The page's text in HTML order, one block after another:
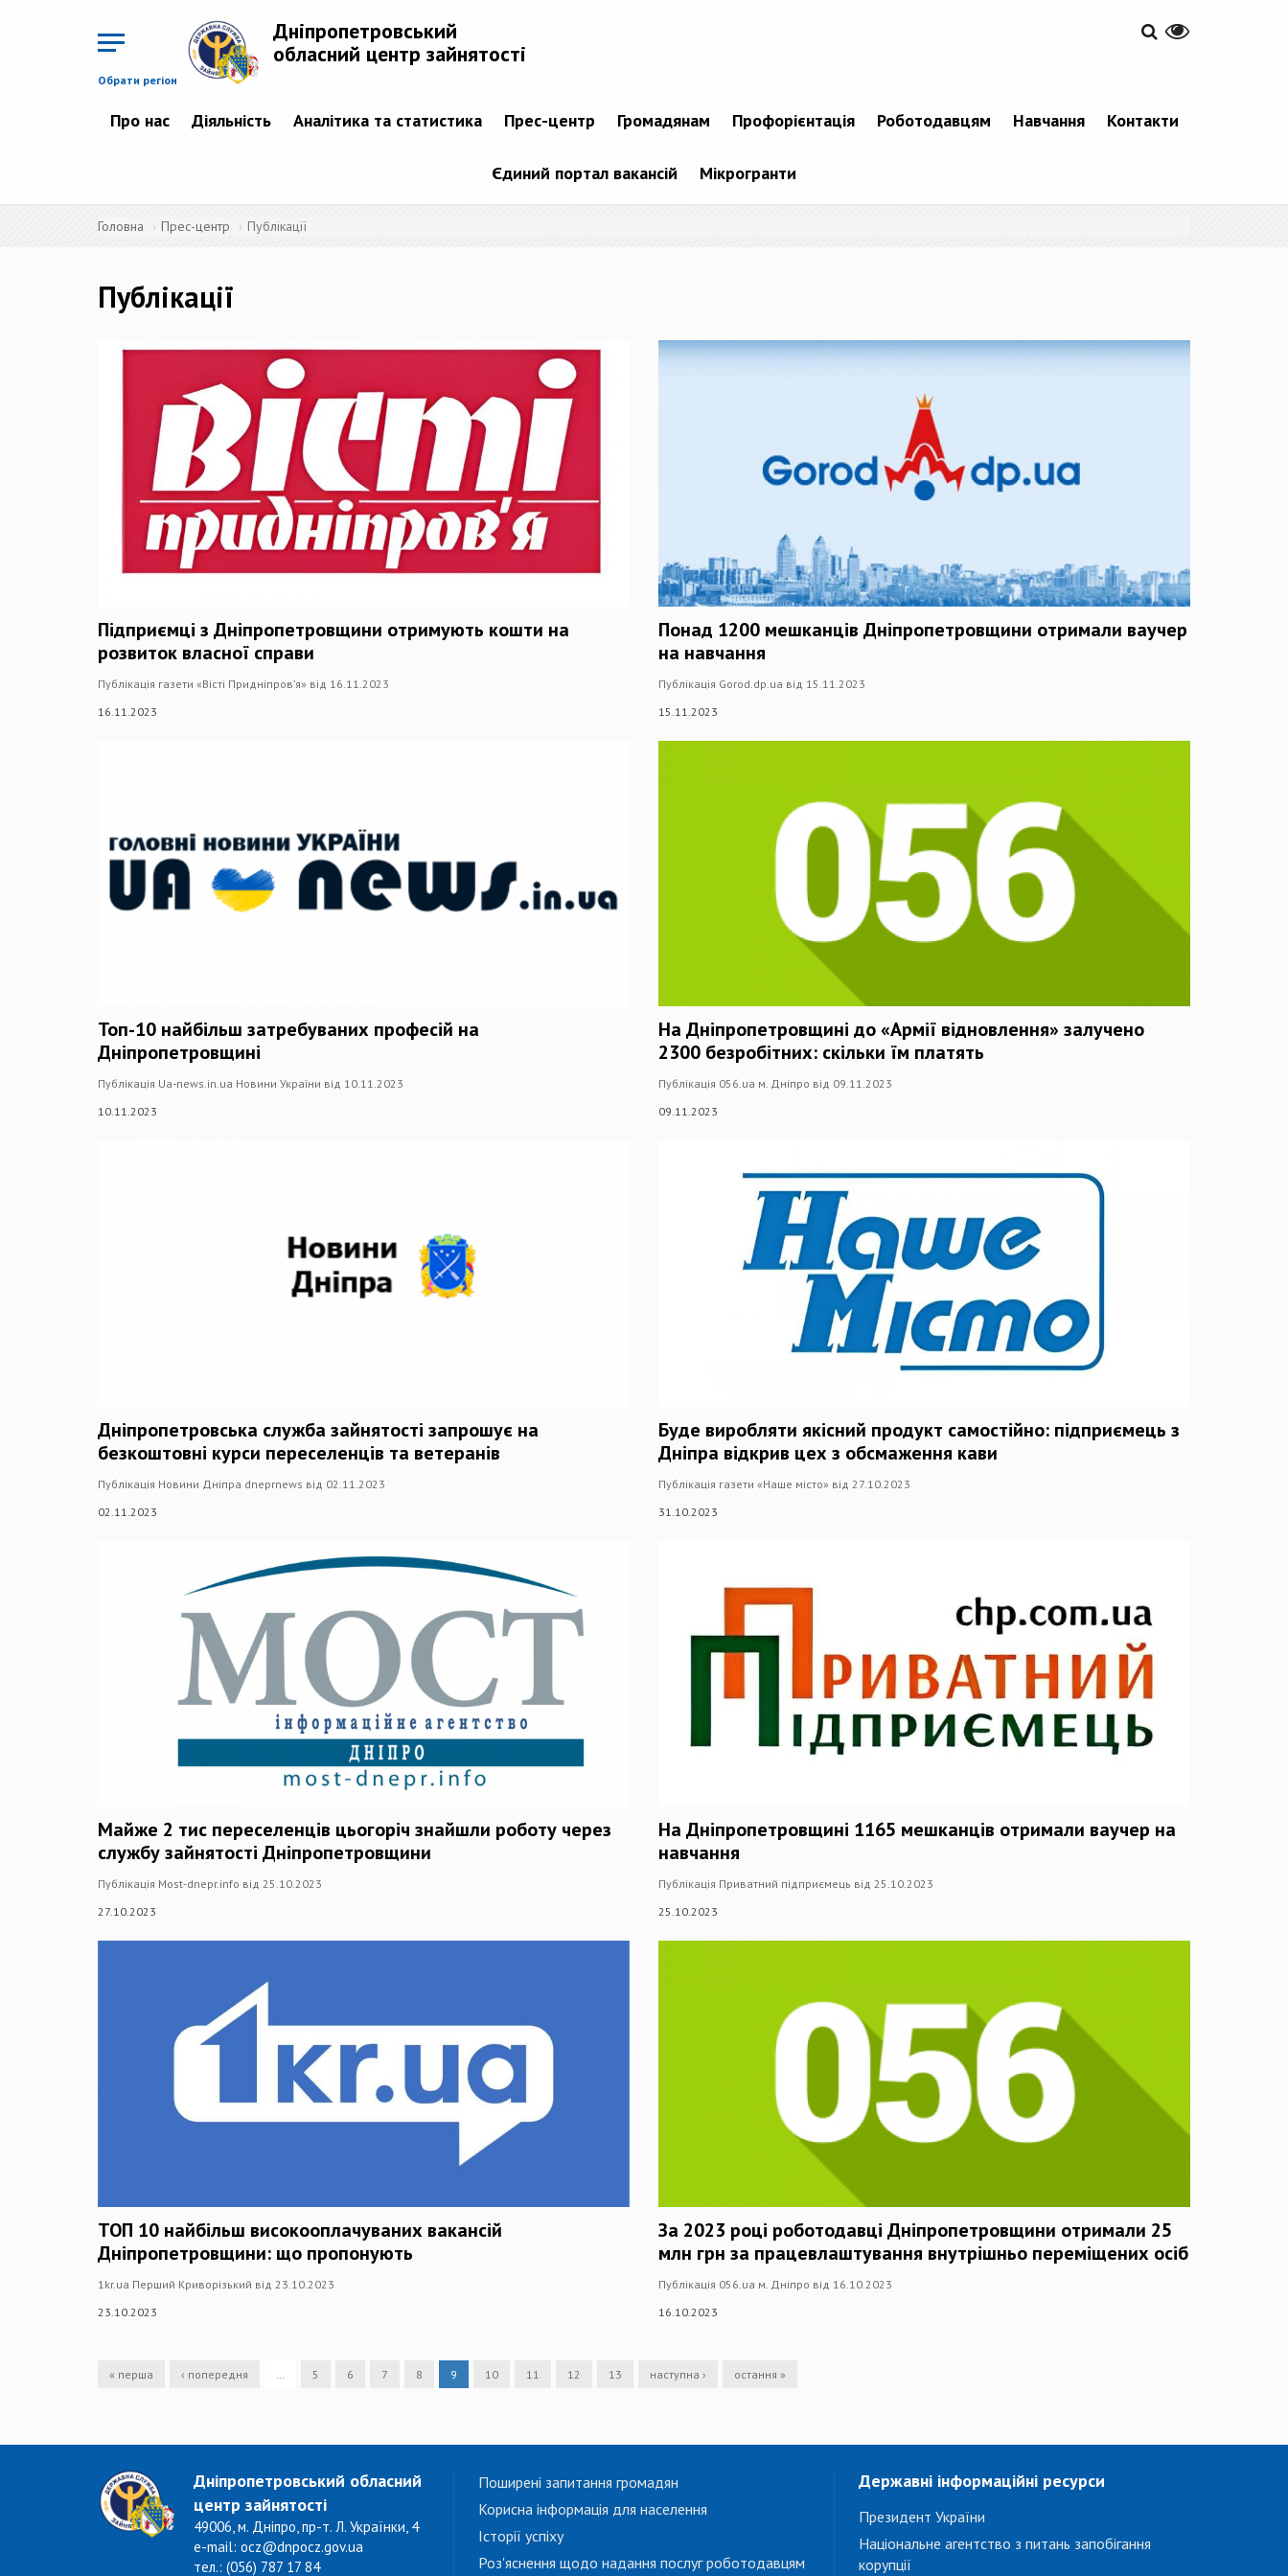
Обрати регіон
Дніпропетровський
обласний центр зайнятості
Про нас Діяльність Аналітика та статистика Прес-центр Громадянам Профорієнтація Роботодавцям Навчання Контакти
Єдиний портал вакансій Мікрогранти
Головна Прес-центр Публікації
Публікації
Підприємці з Дніпропетровщини отримують кошти на
розвиток власної справи
Публікація газети «Вісті Придніпров’я» від 16.11.2023
16.11.2023
Топ-10 найбільш затребуваних професій на
Дніпропетровщині
Публікація Ua-news.in.ua Новини України від 10.11.2023
10.11.2023
Дніпропетровська служба зайнятості запрошує на
безкоштовні курси переселенців та ветеранів
Публікація Новини Дніпра dneprnews від 02.11.2023
02.11.2023
Майже 2 тис переселенців цьогоріч знайшли роботу через
службу зайнятості Дніпропетровщини
Публікація Most-dnepr.info від 25.10.2023
27.10.2023
ТОП 10 найбільш високооплачуваних вакансій
Дніпропетровщини: що пропонують
1kr.ua Перший Криворізький від 23.10.2023
23.10.2023
Понад 1200 мешканців Дніпропетровщини отримали ваучер
на навчання
Публікація Gorod.dp.ua від 15.11.2023
15.11.2023
На Дніпропетровщині до «Армії відновлення» залучено
2300 безробітних: скільки їм платять
Публікація 056.ua м. Дніпро від 09.11.2023
09.11.2023
Буде виробляти якісний продукт самостійно: підприємець з
Дніпра відкрив цех з обсмаження кави
Публікація газети «Наше місто» від 27.10.2023
31.10.2023
На Дніпропетровщині 1165 мешканців отримали ваучер на
навчання
Публікація Приватний підприємець від 25.10.2023
25.10.2023
За 2023 році роботодавці Дніпропетровщини отримали 25
млн грн за працевлаштування внутрішньо переміщених осіб
Публікація 056.ua м. Дніпро від 16.10.2023
16.10.2023
« перша ‹ попередня 5 6 7 8 9 10 11 12 13 наступна › остання »
Дніпропетровський обласний
центр зайнятості
49006, м. Дніпро, пр-т. Л. Українки, 4
e-mail: ocz@dnpocz.gov.ua
тел.: (056) 787 17 84
Поширені запитання громадян
Корисна інформація для населення
Історії успіху
Роз'яснення щодо надання послуг роботодавцям
Державні інформаційні ресурси
Президент України
Національне агентство з питань запобігання
корупції